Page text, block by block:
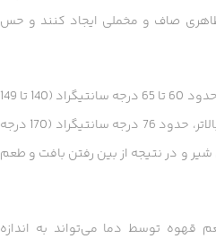
صاف و مخملی ایجاد کنند و حس
در حالت ایده آل، شیر باید در دمای حدود 60 تا 65 درجه سانتیگراد (140 تا 149
درجه فارنهایت) بخارپز شود. دمای بالاتر، حدود 76 درجه سانتیگراد (170 درجه
و در نتیجه از بین رفتن بافت و طعم
قهوه توسط دما می‌تواند به اندازه